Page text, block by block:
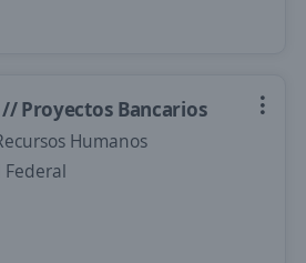
Proyectos Bancarios
Humanos